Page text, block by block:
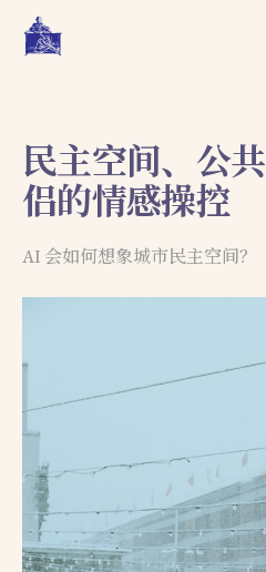
民主空间、公
侣的情感操控
AI 会如何想象城市民主空间？